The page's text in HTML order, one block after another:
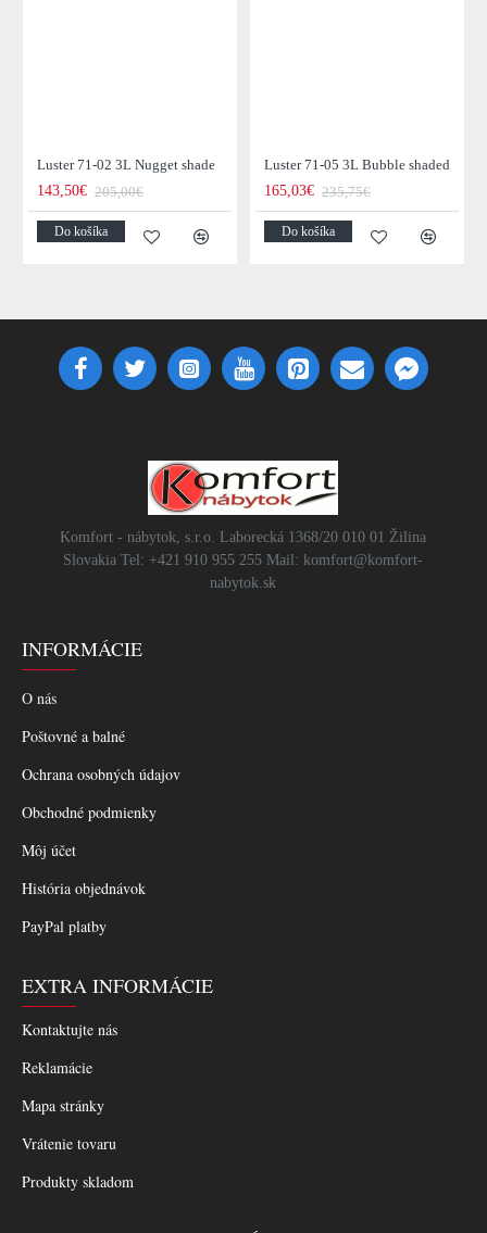
Luster 71-02 3L Nugget shade
143,50€ 205,00€
Do košíka
Luster 71-05 3L Bubble shaded
165,03€ 235,75€
Do košíka
Komfort - nábytok, s.r.o. Laborecká 1368/20 010 01 Žilina
Slovakia Tel: +421 910 955 255 Mail: komfort@komfort-
nabytok.sk
INFORMÁCIE
O nás
Poštovné a balné
Ochrana osobných údajov
Obchodné podmienky
Môj účet
História objednávok
PayPal platby
EXTRA INFORMÁCIE
Kontaktujte nás
Reklamácie
Mapa stránky
Vrátenie tovaru
Produkty skladom